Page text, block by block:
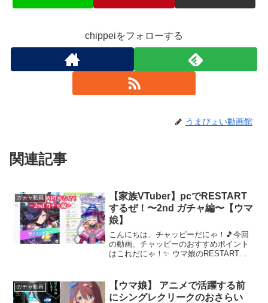
chippeiをフォローする
うまぴょい動画館
関連記事
ガチャ動画
【家族VTuber】pcでRESTART
するぜ！〜2nd ガチャ編〜【ウマ
娘】
こんにちは、チャッピーだにゃ！🎵今回
の動画、チャッピーのおすすめポイント
はこれだにゃ！✨ ウマ娘のRESTART、
発掘せよ #vライバー #ウマ娘プリティー
ダ...
ガチャ動画
【ウマ娘】 アニメで活躍する前
にシングレクリークのおさらい